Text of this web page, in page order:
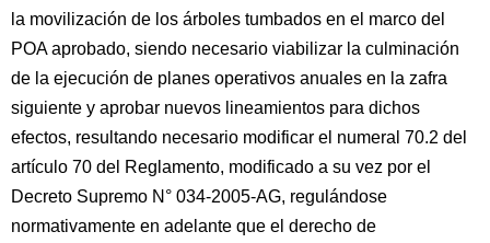
la movilización de los árboles tumbados en el marco del
POA aprobado, siendo necesario viabilizar la culminación
de la ejecución de planes operativos anuales en la zafra
siguiente y aprobar nuevos lineamientos para dichos
efectos, resultando necesario modificar el numeral 70.2 del
artículo 70 del Reglamento, modificado a su vez por el
Decreto Supremo N° 034-2005-AG, regulándose
normativamente en adelante que el derecho de